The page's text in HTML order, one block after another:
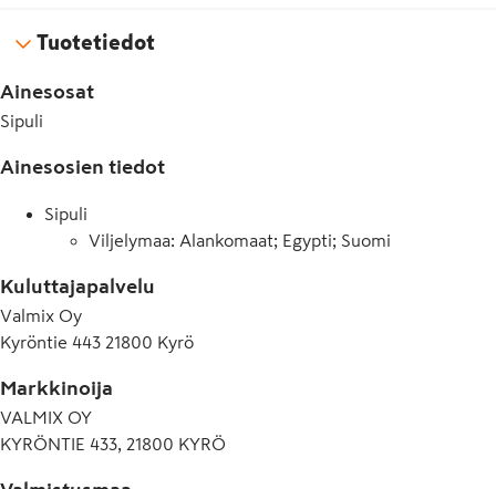
Tuotetiedot
Ainesosat
Sipuli
Ainesosien tiedot
Sipuli
Viljelymaa: Alankomaat; Egypti; Suomi
Kuluttajapalvelu
Valmix Oy
Kyröntie 443 21800 Kyrö
Markkinoija
VALMIX OY
KYRÖNTIE 433, 21800 KYRÖ